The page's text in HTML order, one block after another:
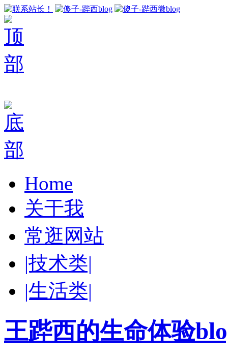
Home
关于我
常逛网站
|技术类|
|生活类|
王跸西的生命体验